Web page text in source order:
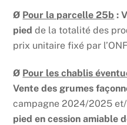
Ø Pour la parcelle 25b :
pied de la totalité des
prix unitaire fixé par
Ø Pour les chablis
Vente des grumes
campagne 2024/2025
pied en cession amiable